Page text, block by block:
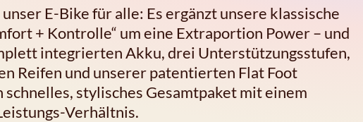
E-Bike für alle: Es ergänzt unsere klassische
+ Kontrolle“ um eine Extraportion Power – und
integrierten Akku, drei Unterstützungsstufen,
Reifen und unserer patentierten Flat Foot
stylisches Gesamtpaket mit einem
Verhältnis.